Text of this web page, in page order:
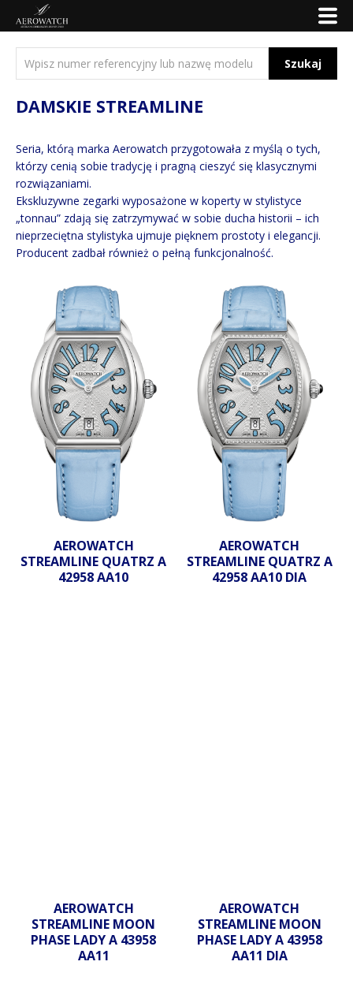
Szukaj
DAMSKIE STREAMLINE
Seria, którą marka Aerowatch przygotowała z myślą o tych,
którzy cenią sobie tradycję i pragną cieszyć się klasycznymi
rozwiązaniami.
Ekskluzywne zegarki wyposażone w koperty w stylistyce
„tonnau” zdają się zatrzymywać w sobie ducha historii – ich
nieprzeciętna stylistyka ujmuje pięknem prostoty i elegancji.
Producent zadbał również o pełną funkcjonalność.
AEROWATCH
STREAMLINE QUATRZ A
42958 AA10
AEROWATCH
STREAMLINE QUATRZ A
42958 AA10 DIA
AEROWATCH
STREAMLINE MOON
PHASE LADY A 43958
AA11
AEROWATCH
STREAMLINE MOON
PHASE LADY A 43958
AA11 DIA